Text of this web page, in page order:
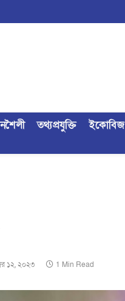
তথ্যপ্রযুক্তি ইকোবিজ
১২, ২০২৩ 1 Min Read